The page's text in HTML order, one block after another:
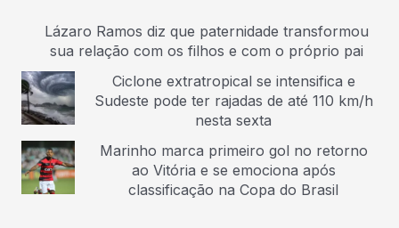
Lázaro Ramos diz que paternidade transformou
sua relação com os filhos e com o próprio pai
Ciclone extratropical se intensifica e
Sudeste pode ter rajadas de até 110 km/h
nesta sexta
Marinho marca primeiro gol no retorno
ao Vitória e se emociona após
classificação na Copa do Brasil